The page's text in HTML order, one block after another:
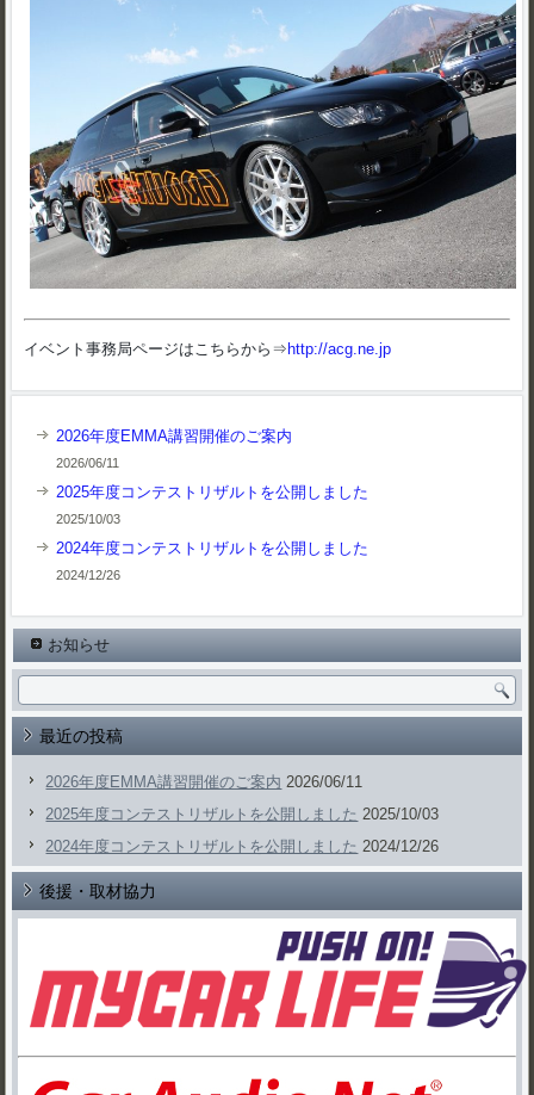
イベント事務局ページはこちらから⇒http://acg.ne.jp
2026年度EMMA講習開催のご案内
2026/06/11
2025年度コンテストリザルトを公開しました
2025/10/03
2024年度コンテストリザルトを公開しました
2024/12/26
お知らせ
最近の投稿
2026年度EMMA講習開催のご案内 2026/06/11
2025年度コンテストリザルトを公開しました 2025/10/03
2024年度コンテストリザルトを公開しました 2024/12/26
後援・取材協力